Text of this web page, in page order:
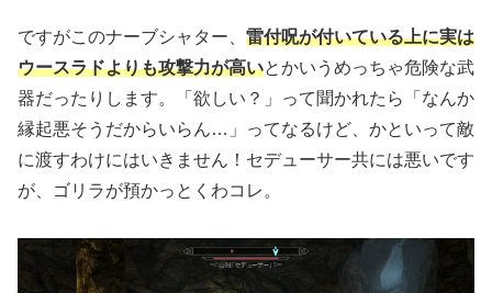
ですがこのナーブシャター、 雷付呪が付いている上に実は
ウースラドよりも攻撃力が高いとかいうめっちゃ危険な武
器だったりします。「欲しい？」って聞かれたら「なんか
縁起悪そうだからいらん…」ってなるけど、かといって敵
に渡すわけにはいきません！セデューサー共には悪いです
が、ゴリラが預かっとくわコレ。